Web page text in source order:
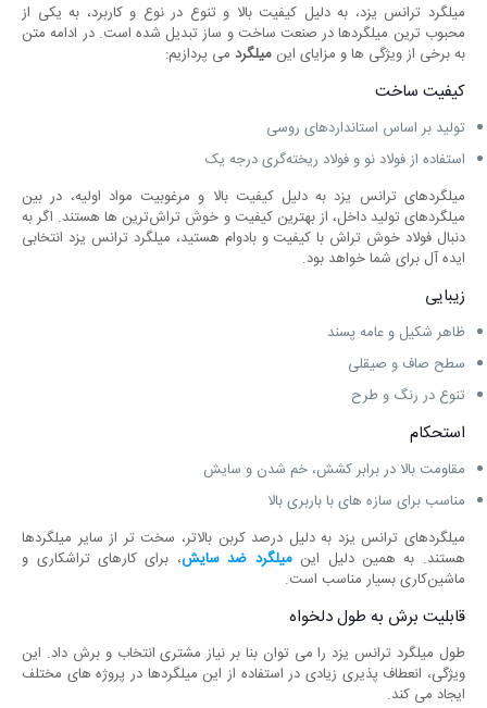
میلگرد ترانس یزد، به دلیل کیفیت بالا و تنوع در نوع و کاربرد، به یکی از
محبوب‌ ترین میلگردها در صنعت ساخت و ساز تبدیل شده است. در ادامه متن
به برخی از ویژگی‌ ها و مزایای اینمیلگرد می‌ پردازیم:
کیفیت ساخت
تولید بر اساس استانداردهای روسی
استفاده از فولاد نو و فولاد ریخته‌گری درجه یک
میلگردهای ترانس یزد به دلیل کیفیت بالا و مرغوبیت مواد اولیه، در بین
میلگردهای تولید داخل، از بهترین کیفیت و خوش ‌تراش‌ترین ‌ها هستند. اگر به
دنبال فولاد خوش تراش با کیفیت و بادوام هستید، میلگرد ترانس یزد انتخابی
ایده ‌آل برای شما خواهد بود.
زیبایی
ظاهر شکیل و عامه ‌پسند
سطح صاف و صیقلی
تنوع در رنگ و طرح
استحکام
مقاومت بالا در برابر کشش، خم شدن و سایش
مناسب برای سازه‌ های با باربری بالا
میلگردهای ترانس یزد به دلیل درصد کربن بالاتر، سخت ‌تر از سایر میلگردها
هستند. به همین دلیل اینمیلگرد ضد سایش، برای کارهای تراشکاری و
ماشین‌کاری بسیار مناسب است.
قابلیت برش به طول دلخواه
طول میلگرد ترانس یزد را می ‌توان بنا بر نیاز مشتری انتخاب و برش داد. این
ویژگی، انعطاف ‌پذیری زیادی در استفاده از این میلگردها در پروژه‌ های مختلف
ایجاد می ‌کند.